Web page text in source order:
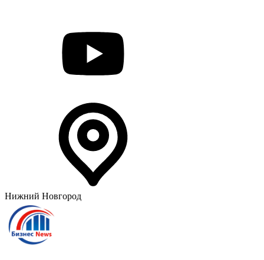
Нижний Новгород